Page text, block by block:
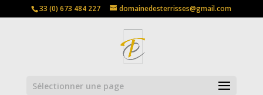
33 (0) 673 484 227 domainedesterrisses@gmail.com
Sélectionner une page